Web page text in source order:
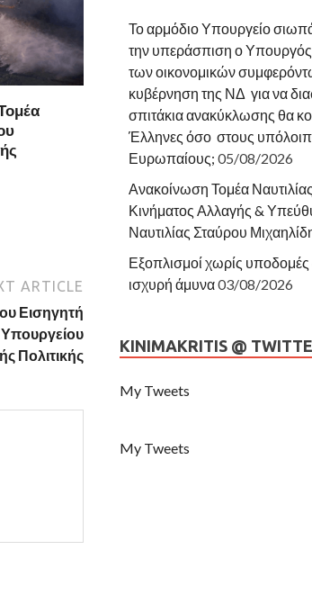
ARTICLE
Εισηγητή
Πολιτικής
Το αρμόδιο Υπουργείο
την υπεράσπιση ο Υπουργός
των οικονομικών
κυβέρνηση της ΝΔ για να
σπιτάκια ανακύκλωσης θα
Έλληνες όσο στους
Ευρωπαίους; 05/08/2026
Ανακοίνωση Τομέα
Κινήματος Αλλαγής &
Ναυτιλίας Σταύρου
Εξοπλισμοί χωρίς
ισχυρή άμυνα03/08/2026
KINIMAKRITIS @
My Tweets
My Tweets